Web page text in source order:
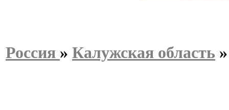
Россия » Калужская область